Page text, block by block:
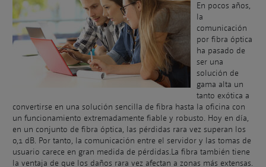
En pocos años,
la
comunicación
por fibra óptica
ha pasado de
ser una
solución de
gama alta un
tanto exótica a
convertirse en una solución sencilla de fibra hasta la oficina con
un funcionamiento extremadamente fiable y robusto. Hoy en día,
en un conjunto de fibra óptica, las pérdidas rara vez superan los
0,1 dB. Por tanto, la comunicación entre el servidor y las tomas de
usuario carece en gran medida de pérdidas.La fibra también tiene
la ventaja de que los daños rara vez afectan a zonas más extensas.